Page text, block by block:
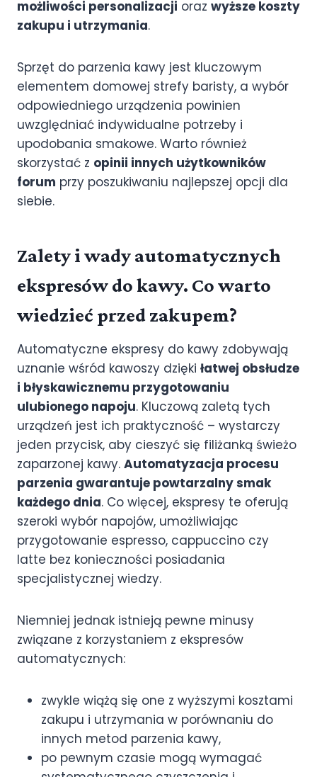
możliwości personalizacji oraz wyższe koszty
zakupu i utrzymania.
Sprzęt do parzenia kawy jest kluczowym
elementem domowej strefy baristy, a wybór
odpowiedniego urządzenia powinien
uwzględniać indywidualne potrzeby i
upodobania smakowe. Warto również
skorzystać z opinii innych użytkowników
forum przy poszukiwaniu najlepszej opcji dla
siebie.
Zalety i wady automatycznych
ekspresów do kawy. Co warto
wiedzieć przed zakupem?
Automatyczne ekspresy do kawy zdobywają
uznanie wśród kawoszy dzięki łatwej obsłudze
i błyskawicznemu przygotowaniu
ulubionego napoju. Kluczową zaletą tych
urządzeń jest ich praktyczność – wystarczy
jeden przycisk, aby cieszyć się filiżanką świeżo
zaparzonej kawy. Automatyzacja procesu
parzenia gwarantuje powtarzalny smak
każdego dnia. Co więcej, ekspresy te oferują
szeroki wybór napojów, umożliwiając
przygotowanie espresso, cappuccino czy
latte bez konieczności posiadania
specjalistycznej wiedzy.
Niemniej jednak istnieją pewne minusy
związane z korzystaniem z ekspresów
automatycznych:
zwykle wiążą się one z wyższymi kosztami
zakupu i utrzymania w porównaniu do
innych metod parzenia kawy,
po pewnym czasie mogą wymagać